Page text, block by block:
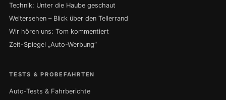
Technik: Unter die Haube geschaut
Weitersehen – Blick über den Tellerrand
Wir hören uns: Tom kommentiert
Zeit-Spiegel „Auto-Werbung“
TESTS & PROBEFAHRTEN
Auto-Tests & Fahrberichte